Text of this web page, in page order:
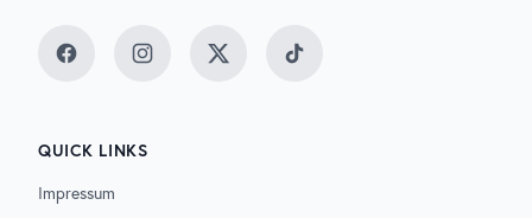
FacebookInstagramTwitter TikTok
QUICK LINKS
Impressum